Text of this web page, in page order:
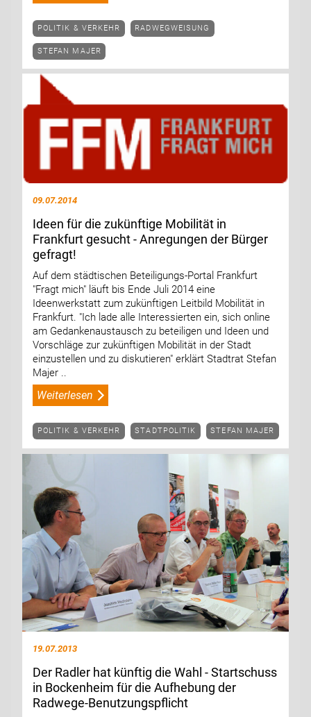
POLITIK & VERKEHR RADWEGWEISUNG
STEFAN MAJER
09.07.2014
Ideen für die zukünftige Mobilität in
Frankfurt gesucht - Anregungen der Bürger
gefragt!
Auf dem städtischen Beteiligungs-Portal Frankfurt
"Fragt mich" läuft bis Ende Juli 2014 eine
Ideenwerkstatt zum zukünftigen Leitbild Mobilität in
Frankfurt. "Ich lade alle Interessierten ein, sich online
am Gedankenaustausch zu beteiligen und Ideen und
Vorschläge zur zukünftigen Mobilität in der Stadt
einzustellen und zu diskutieren" erklärt Stadtrat Stefan
Majer ..
Weiterlesen
POLITIK & VERKEHR STADTPOLITIK STEFAN MAJER
19.07.2013
Der Radler hat künftig die Wahl - Startschuss
in Bockenheim für die Aufhebung der
Radwege-Benutzungspflicht